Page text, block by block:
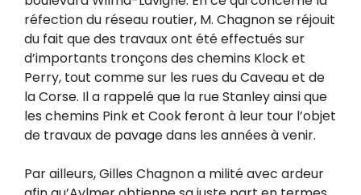
réfection du réseau routier, M. Chagnon se réjouit
du fait que des travaux ont été effectués sur
d’importants tronçons des chemins Klock et
Perry, tout comme sur les rues du Caveau et de
la Corse. Il a rappelé que la rue Stanley ainsi que
les chemins Pink et Cook feront à leur tour l’objet
de travaux de pavage dans les années à venir.
Par ailleurs, Gilles Chagnon a milité avec ardeur